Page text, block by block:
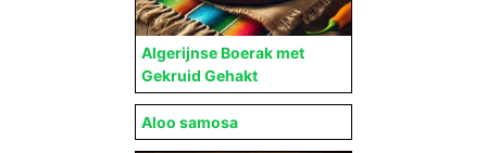
Algerijnse Boerak met
Gekruid Gehakt
Aloo samosa